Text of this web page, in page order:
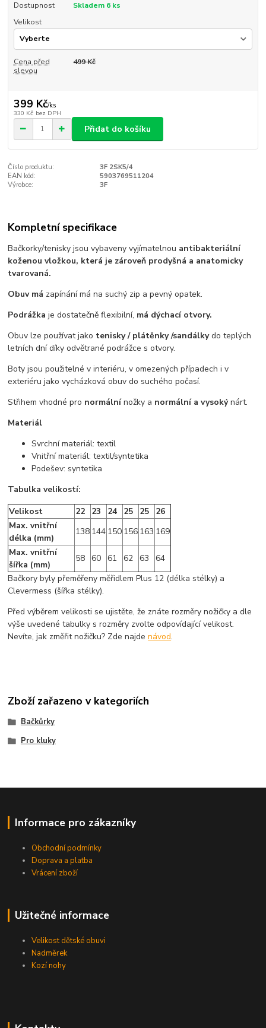
Dostupnost
Skladem 6 ks
Velikost
Cena před
slevou
499 Kč
399 Kč/ks
330 Kč bez DPH
Přidat do košíku
Číslo produktu:
3F 2SK5/4
EAN kód:
5903769511204
Výrobce:
3F
Kompletní specifikace
Bačkorky/tenisky jsou vybaveny vyjímatelnou antibakteriální
koženou vložkou, která je zároveň prodyšná a anatomicky
tvarovaná.
Obuv má zapínání má na suchý zip a pevný opatek.
Podrážka je dostatečně flexibilní, má dýchací otvory.
Obuv lze používat jako tenisky / plátěnky /sandálkydo teplých
letních dní díky odvětrané podrážce s otvory.
Boty jsou použitelné v interiéru, v omezených případech i v
exteriéru jako vycházková obuv do suchého počasí.
Střihem vhodné pro normálnínožky a normální a vysokýnárt.
Materiál
Svrchní materiál: textil
Vnitřní materiál: textil/syntetika
Podešev: syntetika
Tabulka velikostí:
Velikost
22 23 24 25 25
26
Max. vnitřní
délka (mm)
138 144 150 156 163 169
Max. vnitřní
šířka (mm)
58 60 61 62 63
64
Bačkory byly přeměřeny měřidlem Plus 12 (délka stélky) a
Clevermess (šířka stélky).
Před výběrem velikosti se ujistěte, že znáte rozměry nožičky a dle
výše uvedené tabulky s rozměry zvolte odpovídající velikost.
Nevíte, jak změřit nožičku? Zde najdenávod.
Zboží zařazeno v kategoriích
Bačkůrky
Pro kluky
Informace pro zákazníky
Obchodní podmínky
Doprava a platba
Vrácení zboží
Užitečné informace
Velikost dětské obuvi
Nadměrek
Kozí nohy